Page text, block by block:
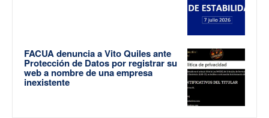
FACUA denuncia a Vito Quiles ante
Protección de Datos por registrar su
web a nombre de una empresa
inexistente